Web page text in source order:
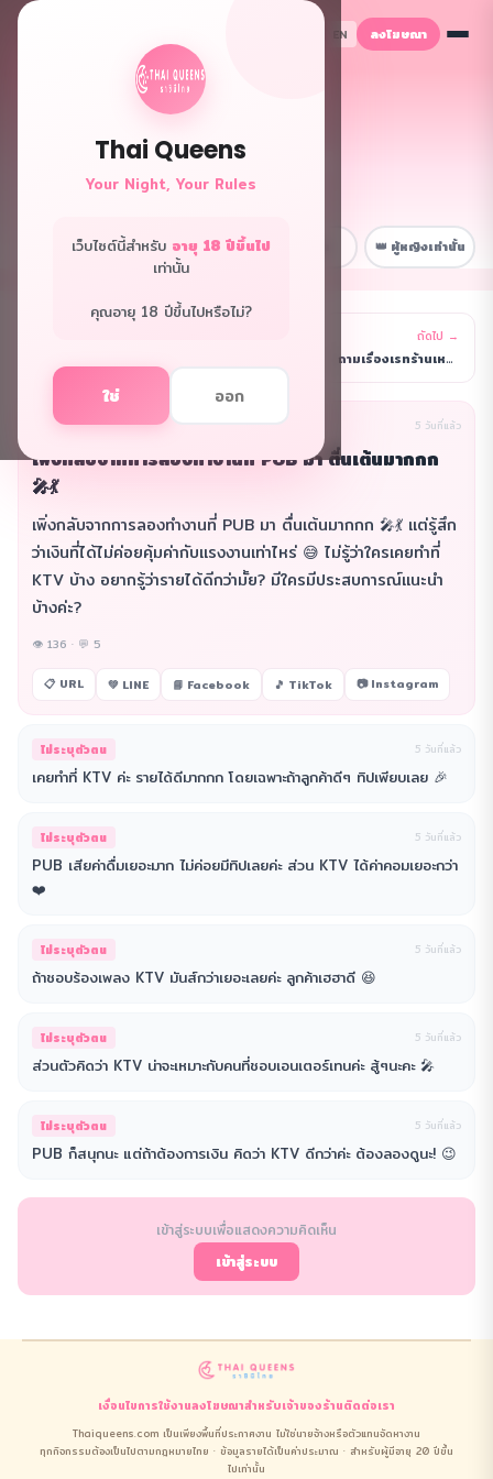
Thai Queens
Your Night, Your Rules
เว็บไซต์นี้สำหรับ อายุ 18 ปีขึ้นไป
เท่านั้น
คุณอายุ 18 ปีขึ้นไปหรือไม่?
ใช่ ออก
EN ลงโฆษณา
👑 ฟอรั่มควีนส์
📋 หน้าหลัก 💼 เรื่องงาน 👑 ผู้หญิงเท่านั้น
ถัดไป →
ถามเรื่องเรทร้านเหล้าแถวทองหล่อหน่อยค่ะ 🤔 ปกติเราไ
เรื่องงาน นิรนาม(ผู้เขียน) 5 วันที่แล้ว
เพิ่งกลับจากการลองทำงานที่ PUB มา ตื่นเต้นมากกก
🎤💃
เพิ่งกลับจากการลองทำงานที่ PUB มา ตื่นเต้นมากกก 🎤💃 แต่รู้สึก
ว่าเงินที่ได้ไม่ค่อยคุ้มค่ากับแรงงานเท่าไหร่ 😅 ไม่รู้ว่าใครเคยทำที่
KTV บ้าง อยากรู้ว่ารายได้ดีกว่ามั้ย? มีใครมีประสบการณ์แนะนำ
บ้างค่ะ?
👁 136 · 💬 5
📋 URL 💚 LINE 📘 Facebook 🎵 TikTok 📷 Instagram
ไม่ระบุตัวตน 5 วันที่แล้ว
เคยทำที่ KTV ค่ะ รายได้ดีมากกก โดยเฉพาะถ้าลูกค้าดีๆ ทิปเพียบเลย 🎉
ไม่ระบุตัวตน 5 วันที่แล้ว
PUB เสียค่าดื่มเยอะมาก ไม่ค่อยมีทิปเลยค่ะ ส่วน KTV ได้ค่าคอมเยอะกว่า
❤️
ไม่ระบุตัวตน 5 วันที่แล้ว
ถ้าชอบร้องเพลง KTV มันส์กว่าเยอะเลยค่ะ ลูกค้าเฮฮาดี 😆
ไม่ระบุตัวตน 5 วันที่แล้ว
ส่วนตัวคิดว่า KTV น่าจะเหมาะกับคนที่ชอบเอนเตอร์เทนค่ะ สู้ๆนะคะ 🎤
ไม่ระบุตัวตน 5 วันที่แล้ว
PUB ก็สนุกนะ แต่ถ้าต้องการเงิน คิดว่า KTV ดีกว่าค่ะ ต้องลองดูนะ! 😉
เข้าสู่ระบบเพื่อแสดงความคิดเห็น
เข้าสู่ระบบ
เงื่อนไขการใช้งานลงโฆษณาสำหรับเจ้าของร้านติดต่อเรา
Thaiqueens.com เป็นเพียงพื้นที่ประกาศงาน ไม่ใช่นายจ้างหรือตัวแทนจัดหางาน
ทุกกิจกรรมต้องเป็นไปตามกฎหมายไทย · ข้อมูลรายได้เป็นค่าประมาณ · สำหรับผู้มีอายุ 20 ปีขึ้น
ไปเท่านั้น